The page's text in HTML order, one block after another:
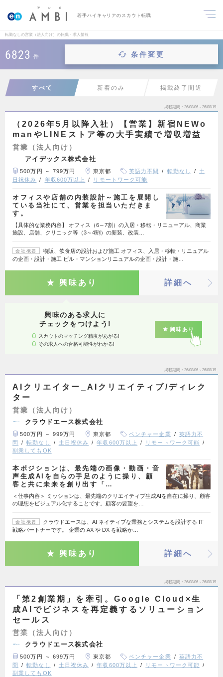
若手ハイキャリアのスカウト転職
転勤なしの営業（法人向け）の転職・求人情報
6823 件 条件変更
すべて 新着のみ 掲載終了間近
掲載期間 26/08/06～26/08/19
（2026年5月以降入社）【営業】新宿NEWo
manやLINEストア等の大手実績で増収増益
営業（法人向け）
アイデックス株式会社
500万円 ～ 799万円 東京都 英語力不問 転勤なし
土
日祝休み
年収600万以上 リモートワーク可能
オフィスや店舗の内装設計～施工を展開し
ている当社にて、営業を担当いただきま
す。
【具体的な業務内容】 オフィス（6～7割）の入居・移転・リニューアル、商業
施設、店舗、クリニック等（3～4割）の新装、改装…
会社概要
物販、飲食店の設計および施工 オフィス、入居・移転・リニュアル
の企画・設計・施工 ビル・マンションリニュアルの企画・設計・施…
興味あり 詳細へ
興味のある求人に
チェックをつけよう!
スカウトのマッチング精度があがる!
その求人への合格可能性がわかる!
興味あり
掲載期間 26/08/06～26/08/19
AIクリエイター_AIクリエイティブ/ディレク
ター
営業（法人向け）
クラウドエース株式会社
500万円 ～ 999万円 東京都 ベンチャー企業
英語力不
問
転勤なし 土日祝休み 年収600万以上
リモートワーク可能
副業してもOK
本ポジションは、最先端の画像・動画・音
声生成AIを自らの手足のように操り、顧
客と共に未来を創り出す「…
＜仕事内容＞ ミッションは、最先端のクリエイティブ生成AIを自在に操り、顧客
の理想をビジュアル化することです。顧客の要望を…
会社概要
クラウドエースは、AI ネイティブな業務とシステムを設計する IT
戦略パートナーです。 企業の AX や DX を戦略か…
興味あり 詳細へ
掲載期間 26/08/06～26/08/19
「第2創業期」を牽引。Google Cloud×生
成AIでビジネスを再定義するソリューション
セールス
営業（法人向け）
クラウドエース株式会社
500万円 ～ 699万円 東京都 ベンチャー企業
英語力不
問
転勤なし 土日祝休み 年収600万以上
リモートワーク可能
副業してもOK